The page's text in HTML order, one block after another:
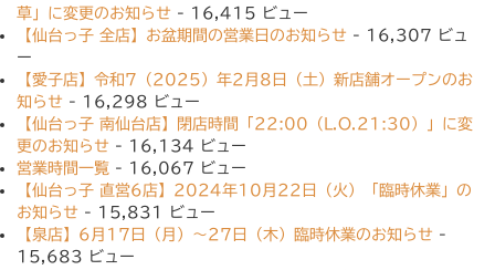
草」に変更のお知らせ - 16,415 ビュー
【仙台っ子 全店】お盆期間の営業日のお知らせ - 16,307 ビュ
ー
【愛子店】令和7（2025）年2月8日（土）新店舗オープンのお
知らせ - 16,298 ビュー
【仙台っ子 南仙台店】閉店時間「22:00（L.O.21:30）」に変
更のお知らせ - 16,134 ビュー
営業時間一覧 - 16,067 ビュー
【仙台っ子 直営6店】2024年10月22日（火）「臨時休業」の
お知らせ - 15,831 ビュー
【泉店】6月17日（月）〜27日（木）臨時休業のお知らせ -
15,683 ビュー